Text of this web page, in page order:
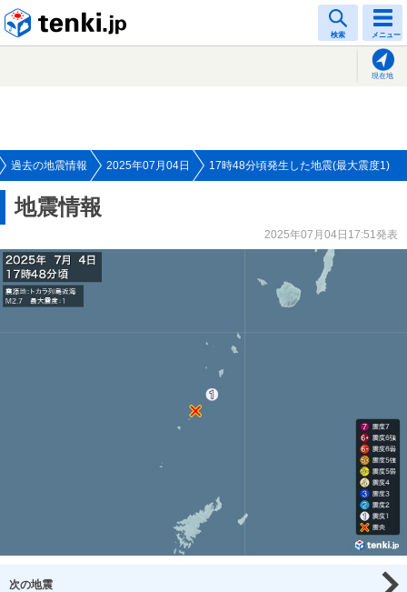
検索 メニュー
現在地
過去の地震情報 2025年07月04日 17時48分頃発生した地震(最大震度1)
地震情報
2025年07月04日17:51発表
次の地震